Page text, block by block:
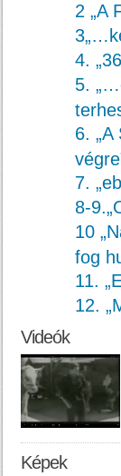
2 „A
4.
5.
6.
7.
8-
10
fog
11.
12.
Videók
Képek